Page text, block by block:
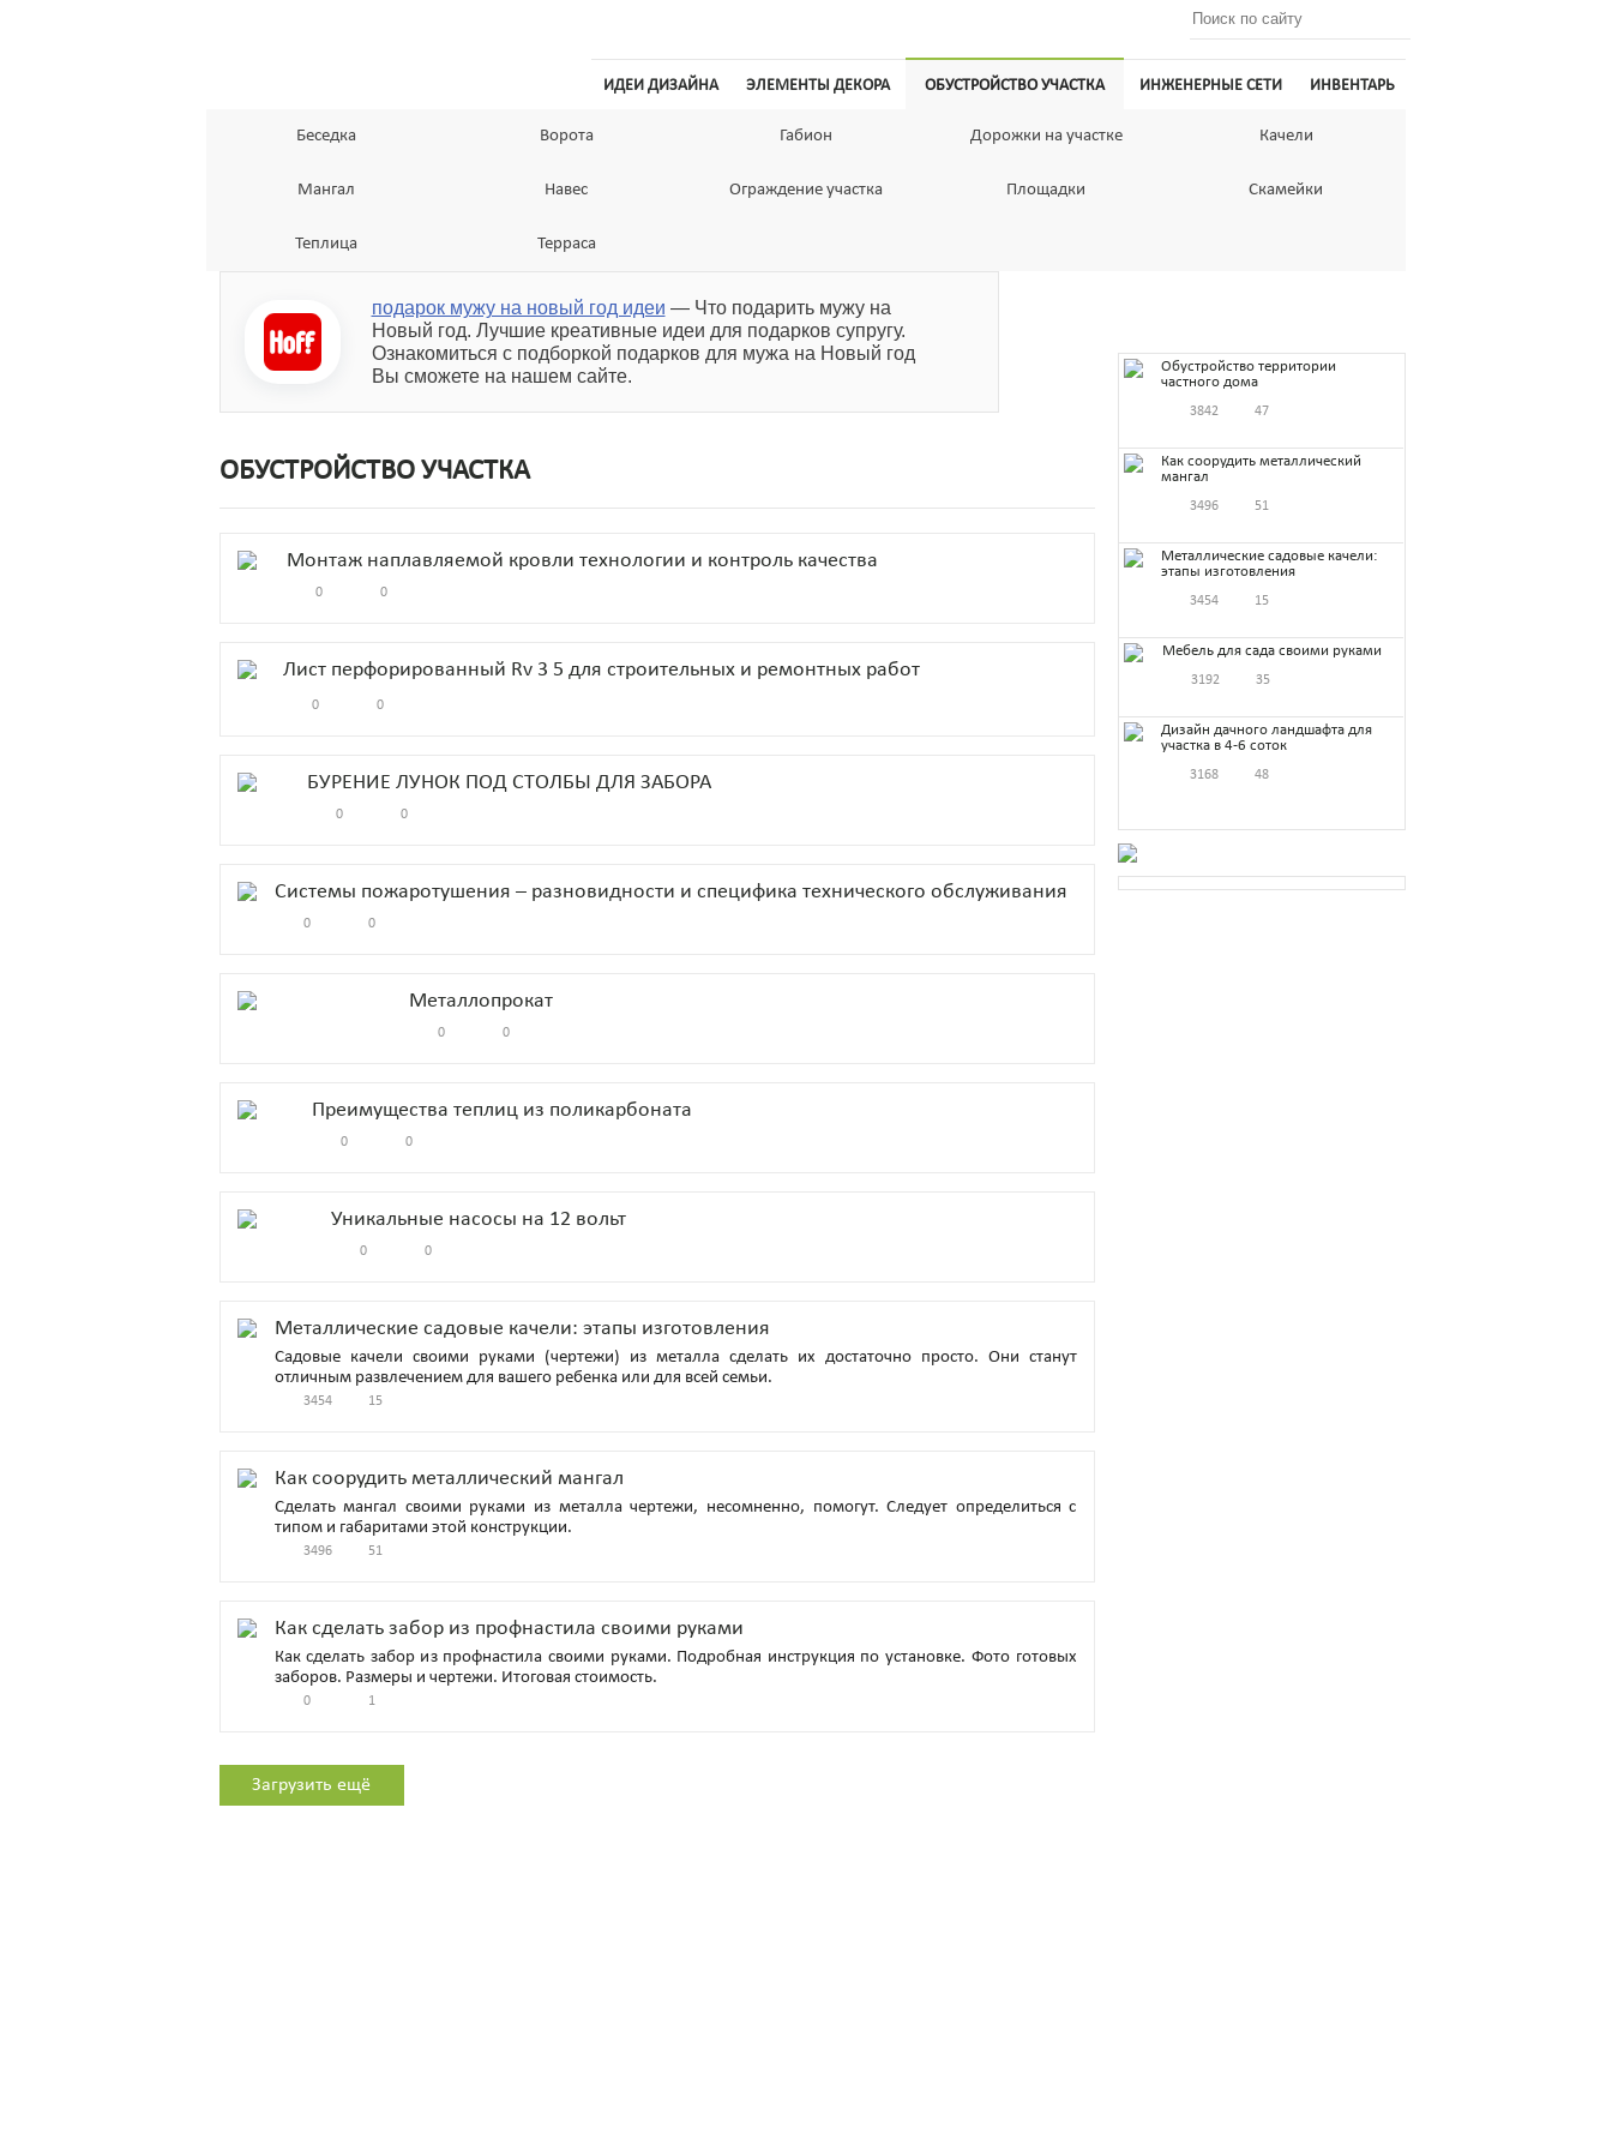
ИДЕИ ДИЗАЙНА ЭЛЕМЕНТЫ ДЕКОРА ОБУСТРОЙСТВО УЧАСТКА ИНЖЕНЕРНЫЕ СЕТИ ИНВЕНТАРЬ
Беседка Ворота Габион Дорожки на участке Качели
Мангал Навес Ограждение участка Площадки Скамейки
Теплица Терраса
подарок мужу на новый год идеи — Что подарить мужу на
Новый год. Лучшие креативные идеи для подарков супругу.
Ознакомиться с подборкой подарков для мужа на Новый год
Вы сможете на нашем сайте.
ОБУСТРОЙСТВО УЧАСТКА
Монтаж наплавляемой кровли технологии и контроль качества
0 0
Лист перфорированный Rv 3 5 для строительных и ремонтных работ
0 0
БУРЕНИЕ ЛУНОК ПОД СТОЛБЫ ДЛЯ ЗАБОРА
0 0
Системы пожаротушения – разновидности и специфика технического обслуживания
0 0
Металлопрокат
0 0
Преимущества теплиц из поликарбоната
0 0
Уникальные насосы на 12 вольт
0 0
Металлические садовые качели: этапы изготовления
Садовые качели своими руками (чертежи) из металла сделать их достаточно просто. Они станут
отличным развлечением для вашего ребенка или для всей семьи.
3454 15
Как соорудить металлический мангал
Сделать мангал своими руками из металла чертежи, несомненно, помогут. Следует определиться с
типом и габаритами этой конструкции.
3496 51
Как сделать забор из профнастила своими руками
Как сделать забор из профнастила своими руками. Подробная инструкция по установке. Фото готовых
заборов. Размеры и чертежи. Итоговая стоимость.
0 1
Загрузить ещё
Обустройство территории
частного дома
3842 47
Как соорудить металлический
мангал
3496 51
Металлические садовые качели:
этапы изготовления
3454 15
Мебель для сада своими руками
3192 35
Дизайн дачного ландшафта для
участка в 4-6 соток
3168 48